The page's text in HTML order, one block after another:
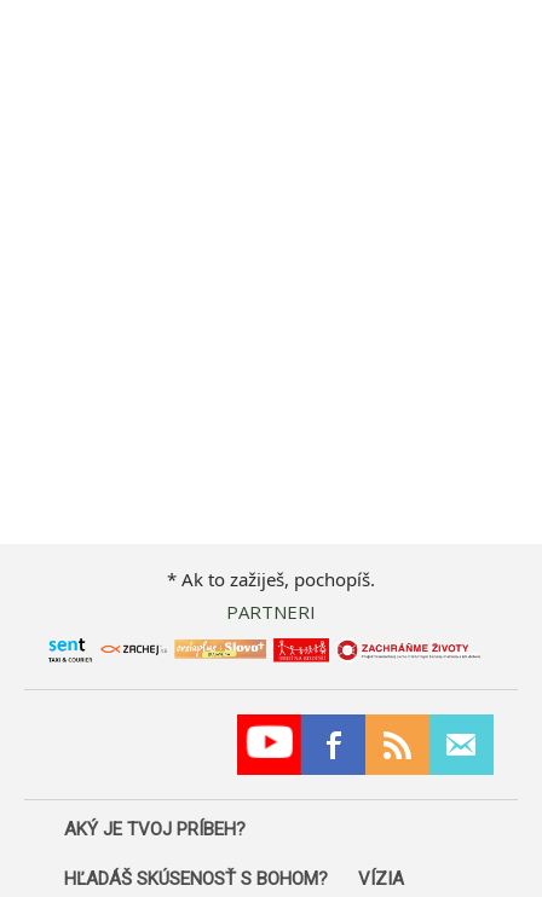
* Ak to zažiješ, pochopíš.
PARTNERI
AKÝ JE TVOJ PRÍBEH?
HĽADÁŠ SKÚSENOSŤ S BOHOM? VÍZIA